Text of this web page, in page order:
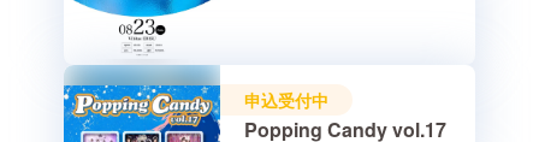
申込受付中
Popping Candy vol.17